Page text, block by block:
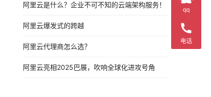
阿里云是什么？企业不可不知的云端架构服务！
阿里云爆发式的跨越
阿里云代理商怎么选？
阿里云亮相2025巴展，吹响全球化进攻号角
qq
电话